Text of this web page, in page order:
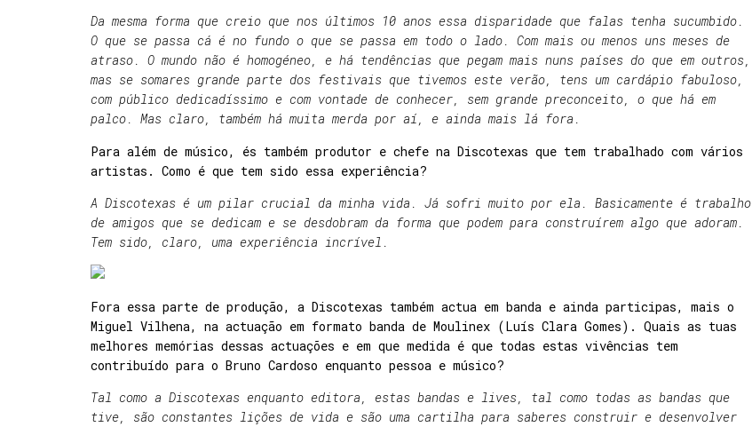
Da mesma forma que creio que nos últimos 10 anos essa disparidade que falas tenha sucumbido.
O que se passa cá é no fundo o que se passa em todo o lado. Com mais ou menos uns meses de
atraso. O mundo não é homogéneo, e há tendências que pegam mais nuns países do que em outros,
mas se somares grande parte dos festivais que tivemos este verão, tens um cardápio fabuloso,
com público dedicadíssimo e com vontade de conhecer, sem grande preconceito, o que há em
palco. Mas claro, também há muita merda por aí, e ainda mais lá fora.
Para além de músico, és também produtor e chefe na Discotexas que tem trabalhado com vários
artistas. Como é que tem sido essa experiência?
A Discotexas é um pilar crucial da minha vida. Já sofri muito por ela. Basicamente é trabalho
de amigos que se dedicam e se desdobram da forma que podem para construírem algo que adoram.
Tem sido, claro, uma experiência incrível.
Fora essa parte de produção, a Discotexas também actua em banda e ainda participas, mais o
Miguel Vilhena, na actuação em formato banda de Moulinex (Luís Clara Gomes). Quais as tuas
melhores memórias dessas actuações e em que medida é que todas estas vivências tem
contribuído para o Bruno Cardoso enquanto pessoa e músico?
Tal como a Discotexas enquanto editora, estas bandas e lives, tal como todas as bandas que
tive, são constantes lições de vida e são uma cartilha para saberes construir e desenvolver